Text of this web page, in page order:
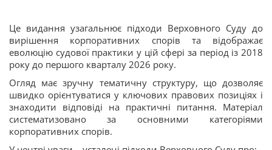
Це видання узагальнює підходи Верховного Суду до
вирішення корпоративних спорів та відображає
еволюцію судової практики у цій сфері за період із 2018
року до першого кварталу 2026 року.
Огляд має зручну тематичну структуру, що дозволяє
швидко орієнтуватися у ключових правових позиціях і
знаходити відповіді на практичні питання. Матеріал
систематизовано за основними категоріями
корпоративних спорів.